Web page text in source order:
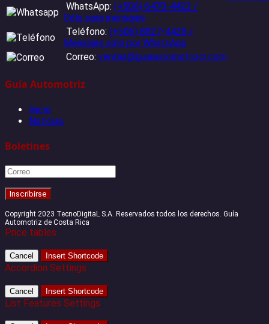
WhatsApp: (+506) 6470-4422 /
Sólo para mensajes
Teléfono: (+506) 8827-4428 /
Mensajes sólo por WhatsApp
Correo: ventas@guiaautomotrizcr.com
Guía Automotriz
Inicio
Noticias
Boletines
Copyright 2023 TecnoDigitaL S.A. Reservados todos los derechos. Guía
Automotriz de Costa Rica
Price tables
Cancel Insert Shortcode
Accordion Settings
Cancel Insert Shortcode
List Features Settings